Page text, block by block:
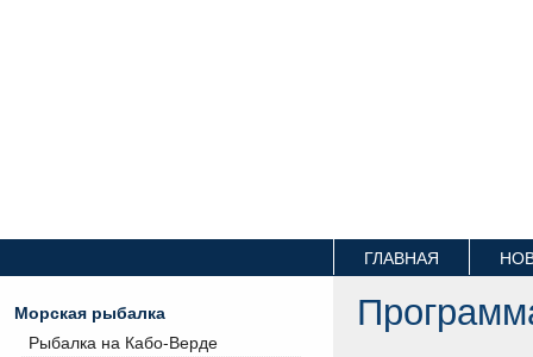
ГЛАВНАЯ
Морская рыбалка
Рыбалка на Кабо-Верде